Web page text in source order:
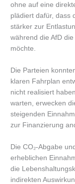
ohne auf eine
plädiert dafür, dass
stärker zur
während die AfD
möchte.
Die Parteien
klaren Fahrplan
nicht realisiert
warten, erwecken
steigenden
zur Finanzierung
Die CO₂-Abgabe
erheblichen
die
indirekten